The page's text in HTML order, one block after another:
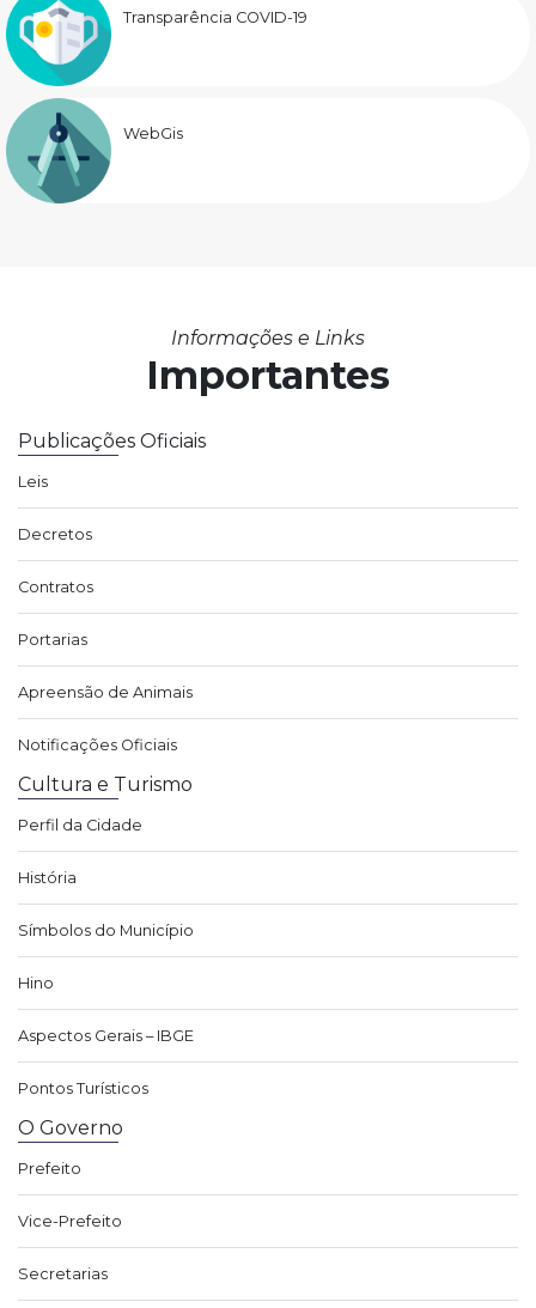
Transparência COVID-19
WebGis
Informações e Links
Importantes
Publicações Oficiais
Leis
Decretos
Contratos
Portarias
Apreensão de Animais
Notificações Oficiais
Cultura e Turismo
Perfil da Cidade
História
Símbolos do Município
Hino
Aspectos Gerais – IBGE
Pontos Turísticos
O Governo
Prefeito
Vice-Prefeito
Secretarias